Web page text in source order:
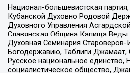
Национал-большевистская
Кубанской Духовно Родовой
Духовного Управления
Славянская Община Капища Веды
Духовная Семинария Староверов-
Богодержавию, Таблиги Джамаат,
Русское национальное единство,
социалистическое общество,